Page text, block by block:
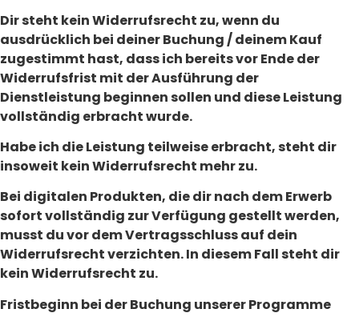
Dir steht kein Widerrufsrecht zu, wenn du
ausdrücklich bei deiner Buchung / deinem Kauf
zugestimmt hast, dass ich bereits vor Ende der
Widerrufsfrist mit der Ausführung der
Dienstleistung beginnen sollen und diese Leistung
vollständig erbracht wurde.
Habe ich die Leistung teilweise erbracht, steht dir
insoweit kein Widerrufsrecht mehr zu.
Bei digitalen Produkten, die dir nach dem Erwerb
sofort vollständig zur Verfügung gestellt werden,
musst du vor dem Vertragsschluss auf dein
Widerrufsrecht verzichten. In diesem Fall steht dir
kein Widerrufsrecht zu.
Fristbeginn bei der Buchung unserer Programme